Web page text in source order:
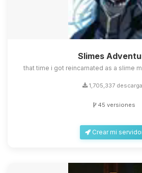
Slimes
that time i got reincarnated as a slime
1,705,337
45 versiones
Crear mi